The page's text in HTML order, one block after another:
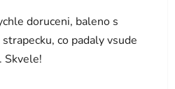
doruceni, baleno s
co padaly vsude
Skvele!